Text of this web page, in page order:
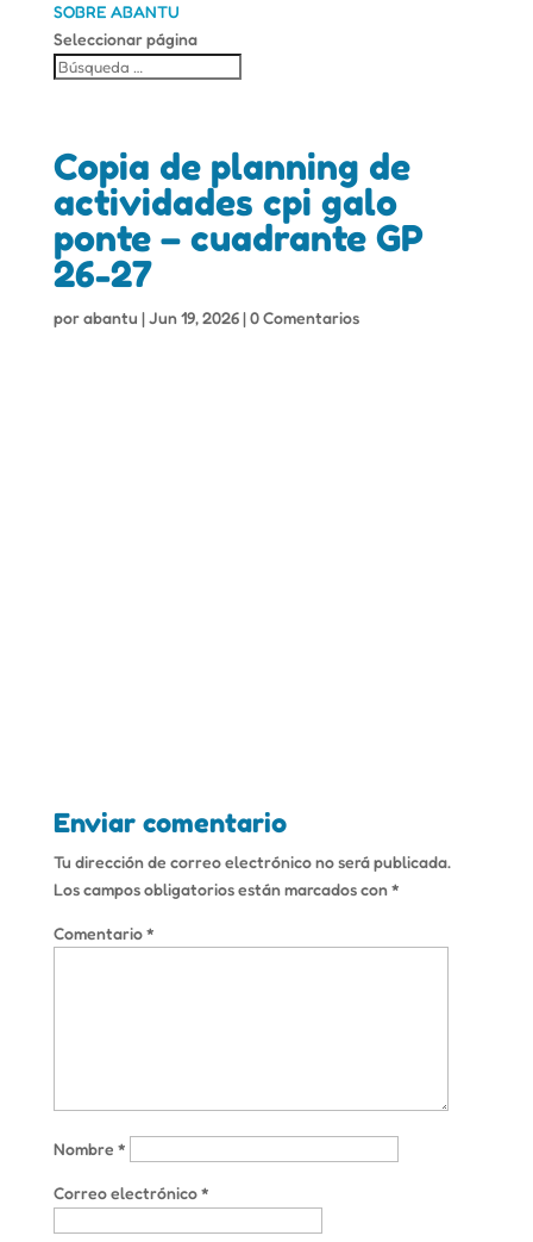
SOBRE ABANTU
Seleccionar página
Copia de planning de
actividades cpi galo
ponte – cuadrante GP
26-27
porabantu |Jun 19, 2026|0 Comentarios
Enviar comentario
Tu dirección de correo electrónico no será publicada.
Los campos obligatorios están marcados con*
Comentario*
Nombre *
Correo electrónico*